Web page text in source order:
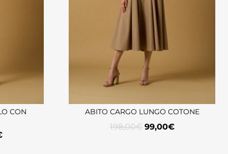
CON
ABITO CARGO LUNGO COTONE
198,00€ 99,00€